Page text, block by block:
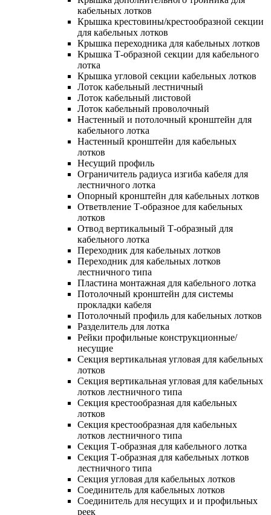
кабельных лотков
Крышка крестовины/крестообразной секции
для кабельных лотков
Крышка переходника для кабельных лотков
Крышка Т-образной секции для кабельного
лотка
Крышка угловой секции кабельных лотков
Лоток кабельный лестничный
Лоток кабельный листовой
Лоток кабельный проволочный
Настенный и потолочный кронштейн для
кабельного лотка
Настенный кронштейн для кабельных
лотков
Несущий профиль
Ограничитель радиуса изгиба кабеля для
лестничного лотка
Опорный кронштейн для кабельных лотков
Ответвление Т-образное для кабельных
лотков
Отвод вертикальный Т-образный для
кабельного лотка
Переходник для кабельных лотков
Переходник для кабельных лотков
лестничного типа
Пластина монтажная для кабельного лотка
Потолочный кронштейн для системы
прокладки кабеля
Потолочный профиль для кабельных лотков
Разделитель для лотка
Рейки профильные конструкционные/
несущие
Секция вертикальная угловая для кабельных
лотков
Секция вертикальная угловая для кабельных
лотков лестничного типа
Секция крестообразная для кабельных
лотков
Секция крестообразная для кабельных
лотков лестничного типа
Секция Т-образная для кабельного лотка
Секция Т-образная для кабельных лотков
лестничного типа
Секция угловая для кабельных лотков
Соединитель для кабельных лотков
Соединитель для несущих и и профильных
реек